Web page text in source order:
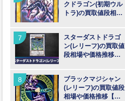
クドラゴン(初期ウル
トラ)の買取値段相場
スターダストドラゴ
ン(レリーフ)の買取値
段相場や価格推移
ブラックマジシャン
(レリーフ)の買取値段
相場や価格推移【遊